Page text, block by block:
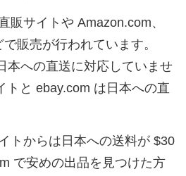
販サイトや Amazon.com、
販売が行われています。
本への直送に対応していませ
トと ebay.com は日本への直
トからは日本への送料が $30
で安めの出品を見つけた方